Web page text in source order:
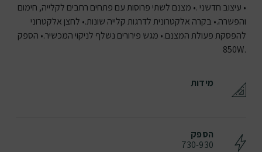
• עיצוב חדשני .• מצנם לשתי פרוסות עם פתחים רחבים לקלייה, חימום
והפשרה.• בקרה אלקטרונית לדרגות קלייה שונות.• לחצן אלקטרוני
להפסקת פעולת המצנם.• מגש פירורים נשלף לניקוי המכשיר.• הספק
.850W
מידות
הספק
730-930